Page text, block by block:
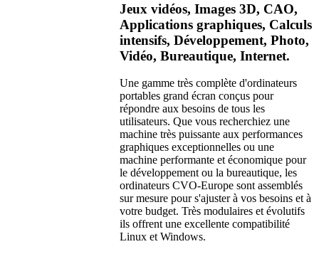
Jeux vidéos, Images 3D, CAO,
Applications graphiques, Calculs
intensifs, Développement, Photo,
Vidéo, Bureautique, Internet.
Une gamme très complète d'ordinateurs
portables grand écran conçus pour
répondre aux besoins de tous les
utilisateurs. Que vous recherchiez une
machine très puissante aux performances
graphiques exceptionnelles ou une
machine performante et économique pour
le développement ou la bureautique, les
ordinateurs CVO-Europe sont assemblés
sur mesure pour s'ajuster à vos besoins et à
votre budget. Très modulaires et évolutifs
ils offrent une excellente compatibilité
Linux et Windows.